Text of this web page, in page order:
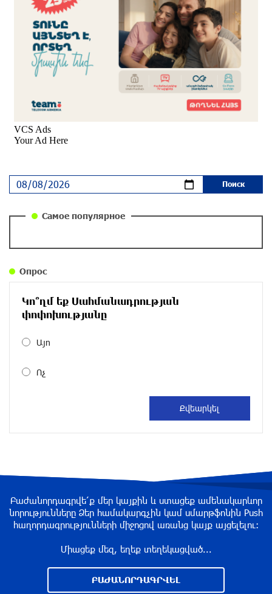
Вопрос об аресте Чалабяна дошел до
Европейского парламента: «Паст»
около одного месяца назад
и чего на самом деле ожидает общество?
парламентского бойкота оппозиции - пустая
повестка дня? «Паст»
около одного месяца назад
Размик Марукян стал обладателем бронзовой
избежать энергодефицита в Армении: Алексей
около одного месяца назад
На автодороге Ереван-Севан произошел
около одного месяца назад
Самое популярное
Опрос
Կո՞ղմ եք Սահմանադրության
փոփոխությանը
Այո
Ոչ
Բաժանորդագրվե՛ք մեր կայքին և ստացեք ամենակարևոր
նորությունները Ձեր համակարգչին կամ սմարթֆոնին Push
հաղորդագրությունների միջոցով առանց կայք այցելելու։
Միացեք մեզ, եղեք տեղեկացված...
ԲԱԺԱՆՈՐԴԱԳՐՎԵԼ